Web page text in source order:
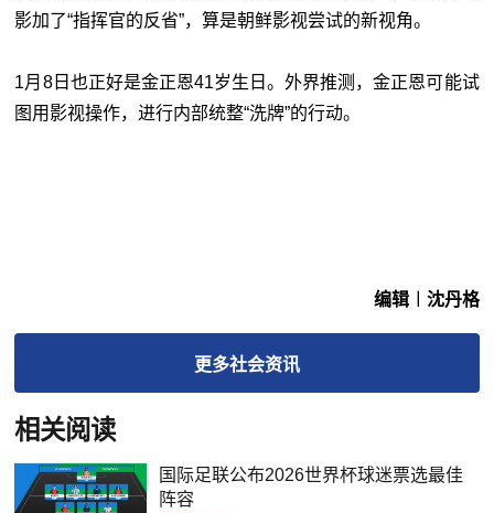
影加了“指挥官的反省”，算是朝鲜影视尝试的新视角。
1月8日也正好是金正恩41岁生日。外界推测，金正恩可能试
图用影视操作，进行内部统整“洗牌”的行动。
编辑︱沈丹格
更多社会资讯
相关阅读
国际足联公布2026世界杯球迷票选最佳
阵容